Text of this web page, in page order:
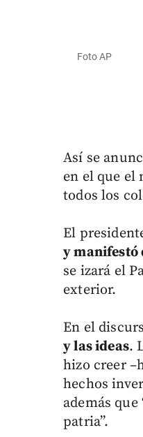
Foto AP
Así se
en el que el
todos los
El
y manifestó
se izará el
exterior.
En el
y las ideas.
hizo creer
hechos
además
patria”.